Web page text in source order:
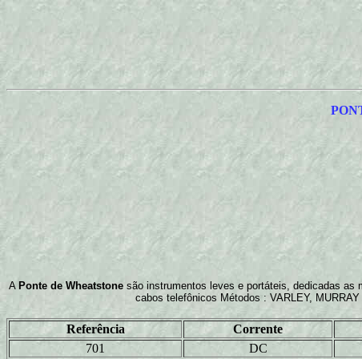
A Ponte de Wheatstonesão instrumentos leves e portáteis, dedicadas as
cabos telefônicos Métodos : VARLEY,
Referência Corrente
701
DC